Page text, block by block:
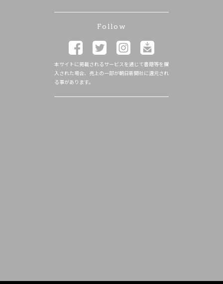
Follow
本サイトに掲載されるサービスを通じて書籍等を購
入された場合、売上の一部が朝日新聞社に還元され
る事があります。